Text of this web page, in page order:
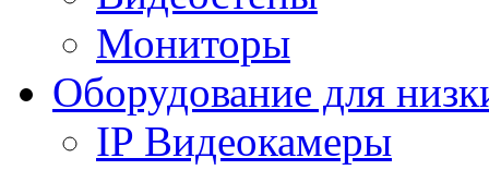
Мониторы
Оборудование для
IP Видеокамеры